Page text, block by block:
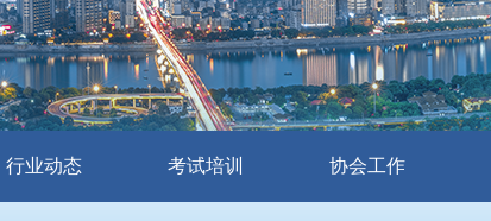
行业动态 考试培训 协会工作